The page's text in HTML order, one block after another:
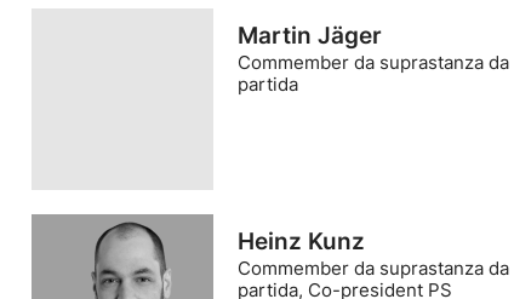
Martin Jäger
Commember da suprastanza da
partida
Heinz Kunz
Commember da suprastanza da
partida, Co-president PS